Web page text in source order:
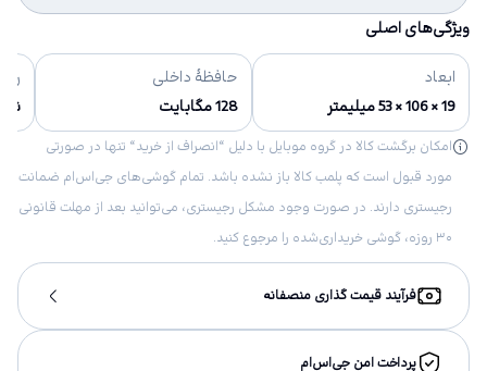
ویژگی‌های اصلی
ابعاد
19 × 106 × 53 میلیمتر
حافظهٔ داخلی
128 مگابایت
امکان برگشت کالا در گروه موبایل با دلیل “انصراف از خرید“ تنها در صورتی
مورد قبول است که پلمب کالا باز نشده باشد. تمام گوشی‌های جی‌اس‌ام ضمانت
رجیستری دارند. در صورت وجود مشکل رجیستری، می‌توانید بعد از مهلت قانونی
۳۰ روزه، گوشی خریداری‌شده را مرجوع کنید.
فرآیند قیمت گذاری منصفانه
پرداخت امن جی‌اس‌ام